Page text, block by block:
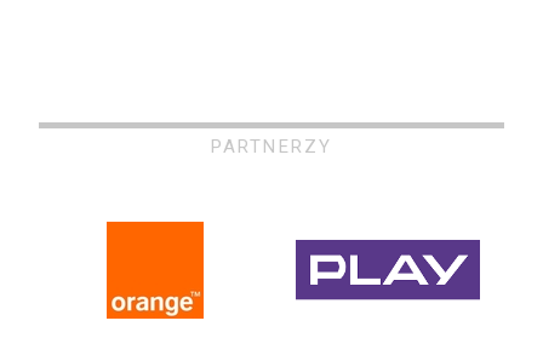
PARTNERZY